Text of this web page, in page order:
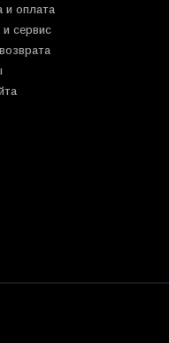
и оплата
и сервис